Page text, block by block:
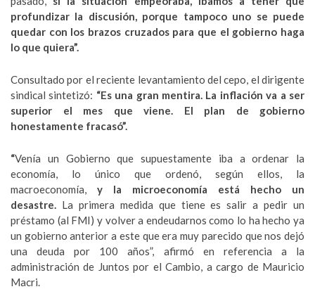
profundizar la discusión, porque tampoco uno se puede
quedar con los brazos cruzados para que el gobierno haga
lo que quiera”.
Consultado por el reciente levantamiento del cepo, el dirigente
sindical sintetizó: “Es una gran mentira. La inflación va a ser
superior el mes que viene. El plan de gobierno
honestamente fracasó”.
“Venía un Gobierno que supuestamente iba a ordenar la
economía, lo único que ordenó, según ellos, la
macroeconomía, y la microeconomía está hecho un
desastre. La primera medida que tiene es salir a pedir un
préstamo (al FMI) y volver a endeudarnos como lo ha hecho ya
un gobierno anterior a este que era muy parecido que nos dejó
una deuda por 100 años”, afirmó en referencia a la
administración de Juntos por el Cambio, a cargo de Mauricio
Macri.